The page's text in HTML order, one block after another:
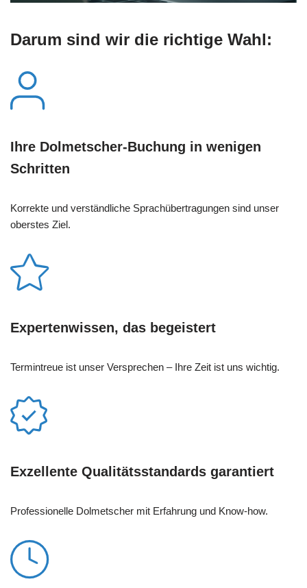
Darum sind wir die richtige Wahl:
Ihre Dolmetscher-Buchung in wenigen
Schritten
Korrekte und verständliche Sprachübertragungen sind unser
oberstes Ziel.
Expertenwissen, das begeistert
Termintreue ist unser Versprechen – Ihre Zeit ist uns wichtig.
Exzellente Qualitätsstandards garantiert
Professionelle Dolmetscher mit Erfahrung und Know-how.